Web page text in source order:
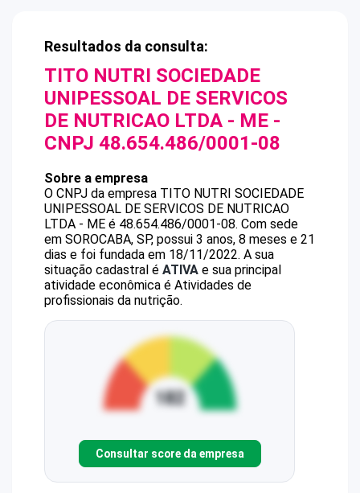
Resultados da consulta:
TITO NUTRI SOCIEDADE
UNIPESSOAL DE SERVICOS
DE NUTRICAO LTDA - ME -
CNPJ 48.654.486/0001-08
Sobre a empresa
O CNPJ da empresa TITO NUTRI SOCIEDADE
UNIPESSOAL DE SERVICOS DE NUTRICAO
LTDA - ME é 48.654.486/0001-08. Com sede
em SOROCABA, SP, possui 3 anos, 8 meses e 21
dias e foi fundada em 18/11/2022. A sua
situação cadastral é ATIVA e sua principal
atividade econômica é Atividades de
profissionais da nutrição.
Consultar score da empresa